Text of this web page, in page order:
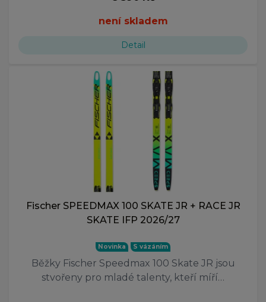
není skladem
Detail
Fischer SPEEDMAX 100 SKATE JR + RACE JR
SKATE IFP 2026/27
Novinka S vázáním
Běžky Fischer Speedmax 100 Skate JR jsou
stvořeny pro mladé talenty, kteří míří…